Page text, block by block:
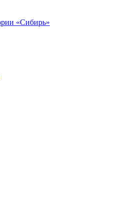
«Сибирь»